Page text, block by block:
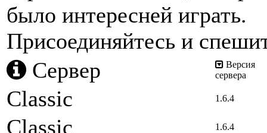
было интересней играть.
Присоединяйтесь и
Сервер
Версия
сервера
Classic 1.6.4
Classic 1.6.4